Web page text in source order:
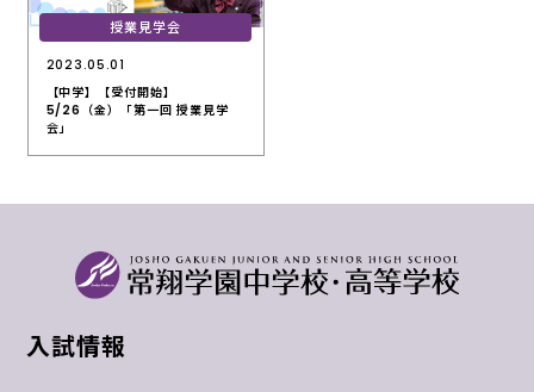
2023.05.01
授業見学会
【中学】【受付開始】
5/26（金）「第一回 授業見学
会」
入試情報